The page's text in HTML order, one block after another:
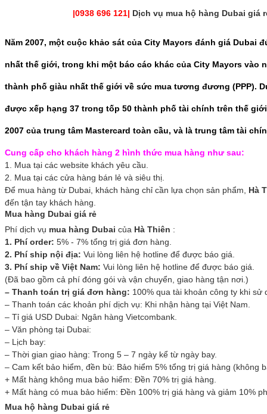
|0938 696 121| Dịch vụ mua hộ hàng Dubai giá
Năm 2007, một cuộc khảo sát của City Mayors đánh giá
nhất thế giới, trong khi một báo cáo khác của City Mayors vào
thành phố giàu nhất thế giới về sức mua tương đương (PPP).
được xếp hạng 37 trong tốp 50 thành phố tài chính trên thế
2007 của trung tâm Mastercard toàn cầu, và là trung tâm tài
Cung cấp cho khách hàng 2 hình thức mua hàng như sau:
1. Mua tại các website khách yêu cầu.
2. Mua tại các cửa hàng bán lẻ và siêu thị.
Để mua hàng từ Dubai, khách hàng chỉ cần lựa chọn sản phẩm, Hà
đến tận tay khách hàng.
Mua hàng Dubai giá rẻ
Phí dịch vụ mua hàng Dubai của Hà Thiên :
1. Phí order: 5% - 7% tổng trị giá đơn hàng.
2. Phí ship nội địa: Vui lòng liên hệ hotline để được báo giá.
3. Phí ship về Việt Nam: Vui lòng liên hệ hotline để được báo giá.
(Đã bao gồm cả phí đóng gói và vận chuyển, giao hàng tận nơi.)
– Thanh toán trị giá đơn hàng: 100% qua tài khoản công ty khi sử
– Thanh toán các khoản phí dịch vụ: Khi nhận hàng tại Việt Nam.
– Tỉ giá USD Dubai: Ngân hàng Vietcombank.
– Văn phòng tại Dubai:
– Lịch bay:
– Thời gian giao hàng: Trong 5 – 7 ngày kể từ ngày bay.
– Cam kết bảo hiểm, đền bù: Bảo hiểm 5% tổng trị giá hàng (không
+ Mất hàng không mua bảo hiểm: Đền 70% trị giá hàng.
+ Mất hàng có mua bảo hiểm: Đền 100% trị giá hàng và giảm 10%
Mua hộ hàng Dubai giá rẻ